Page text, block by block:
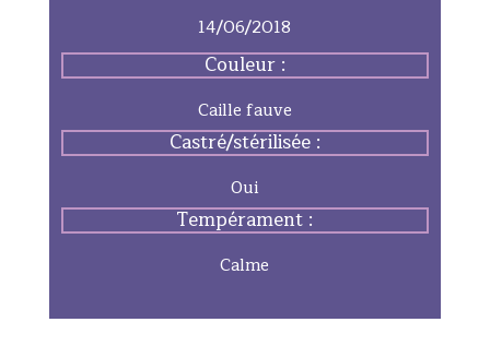
14/06/2018
Couleur :
Caille fauve
Castré/stérilisée :
Oui
Tempérament :
Calme